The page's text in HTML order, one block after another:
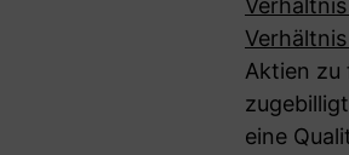
Aktien zu
eine